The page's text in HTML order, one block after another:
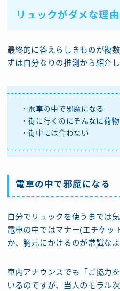
リュックがダメな理由
最終的に答えらしきものが複
ずは自分なりの推測から紹介し
・電車の中で邪魔になる
・街に行くのにそんなに荷
・街中には合わない
電車の中で邪魔になる
自分でリュックを使うまでは
電車の中ではマナー(エチケッ
か、胸元にかけるのが常識なよ
車内アナウンスでも「ご協力
いるのですが、当人のモラル